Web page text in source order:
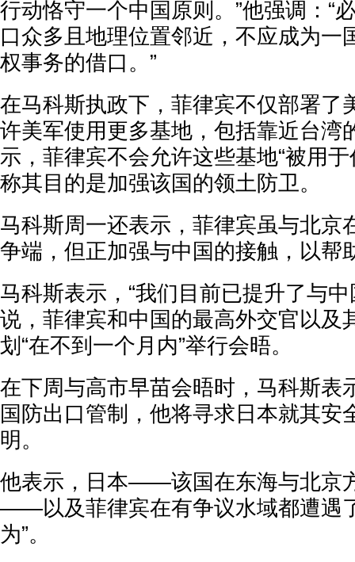
行动恪守一个中国原则。”他强调：“
口众多且地理位置邻近，不应成为一
权事务的借口。”
在马科斯执政下，菲律宾不仅部署了
许美军使用更多基地，包括靠近台湾
示，菲律宾不会允许这些基地“被用
称其目的是加强该国的领土防卫。
马科斯周一还表示，菲律宾虽与北京
争端，但正加强与中国的接触，以帮
马科斯表示，“我们目前已提升了与
说，菲律宾和中国的最高外交官以及
划“在不到一个月内”举行会晤。
在下周与高市早苗会晤时，马科斯表
国防出口管制，他将寻求日本就其安
明。
他表示，日本——该国在东海与北京
——以及菲律宾在有争议水域都遭遇
为”。